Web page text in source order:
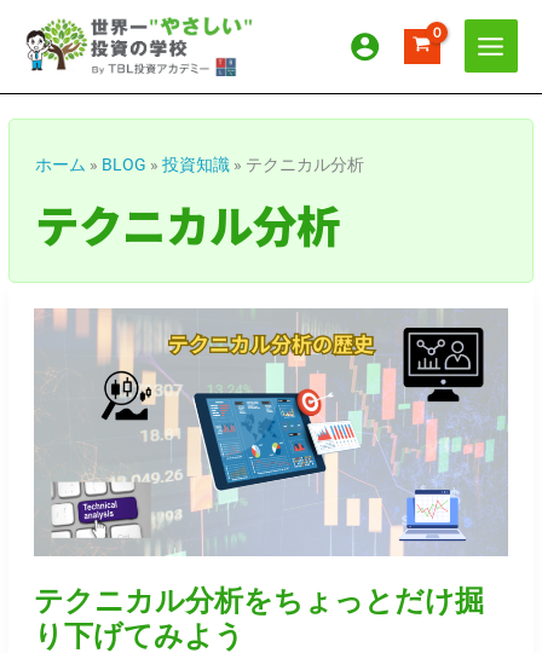
ス
キ
ホーム » BLOG » 投資知識» テクニカル分析
テクニカル分析
テクニカル分析をちょっとだけ掘
り下げてみよう
テ
ニ
ル
分
ち
ょ
っ
と
だ
ーテ